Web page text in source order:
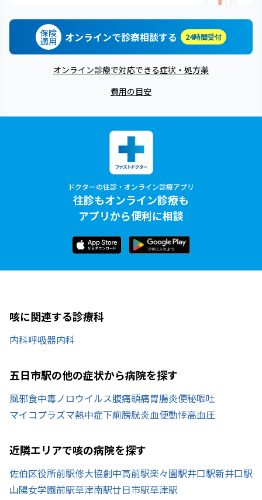
保険
適用 オンラインで診察相談する 24時間受付
オンライン診療で対応できる症状・処方薬
費用の目安
ドクターの往診・オンライン診療アプリ
往診もオンライン診療も
アプリから便利に相談
咳に関連する診療科
内科呼吸器内科
五日市駅の他の症状から病院を探す
風邪食中毒ノロウイルス腹痛頭痛胃腸炎便秘嘔吐
マイコプラズマ熱中症下痢膀胱炎血便動悸高血圧
近隣エリアで咳の病院を探す
佐伯区役所前駅修大協創中高前駅楽々園駅井口駅新井口駅
山陽女学園前駅草津南駅廿日市駅草津駅